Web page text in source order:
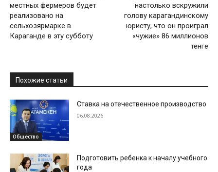
местных фермеров будет
реализовано на
сельхозярмарке в
Караганде в эту субботу
настолько вскружили
голову карагандинскому
юристу, что он проиграл
«чужие» 86 миллионов
тенге
Похожие статьи
Общество
Ставка на отечественное производство
06.08.2026
Подготовить ребенка к началу учебного
года